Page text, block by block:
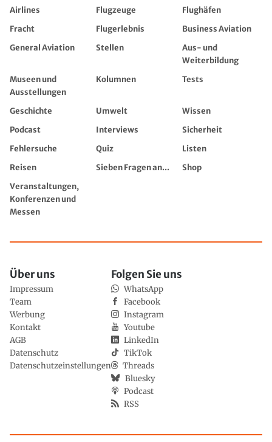
Airlines Flugzeuge
Flughäfen
Fracht
Flugerlebnis
Business Aviation
General Aviation
Stellen
Aus- und
Weiterbildung
Museen und
Ausstellungen
Kolumnen Tests
Geschichte Umwelt
Wissen
Podcast
Interviews
Sicherheit
Fehlersuche
Quiz
Listen
Reisen
Sieben Fragen an...
Shop
Veranstaltungen,
Konferenzen und
Messen
Über uns
Impressum
Team
Werbung
Kontakt
AGB
Datenschutz
Datenschutzeinstellungen
Folgen Sie uns
WhatsApp
Facebook
Instagram
Youtube
LinkedIn
TikTok
Threads
Bluesky
Podcast
RSS